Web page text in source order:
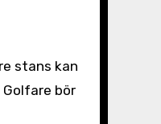
stans kan
bör